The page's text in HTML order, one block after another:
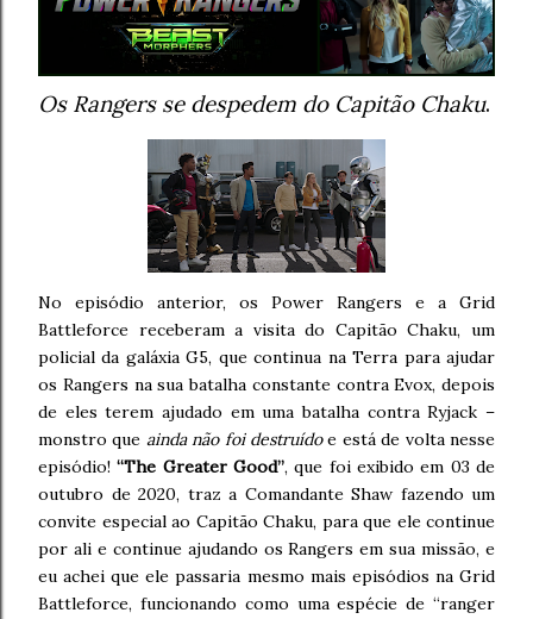
Os Rangers se despedem do Capitão Chaku.
No episódio anterior, os Power Rangers e a Grid
Battleforce receberam a visita do Capitão Chaku, um
policial da galáxia G5, que continua na Terra para ajudar
os Rangers na sua batalha constante contra Evox, depois
de eles terem ajudado em uma batalha contra Ryjack –
monstro que ainda não foi destruídoe está de volta nesse
episódio!“The Greater Good”, que foi exibido em 03 de
outubro de 2020, traz a Comandante Shaw fazendo um
convite especial ao Capitão Chaku, para que ele continue
por ali e continue ajudando os Rangers em sua missão, e
eu achei que ele passaria mesmo mais episódios na Grid
Battleforce, funcionando como uma espécie de “ranger